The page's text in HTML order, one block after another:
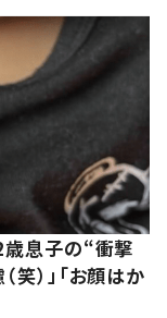
歳息子の“衝撃
）」「お顔はか